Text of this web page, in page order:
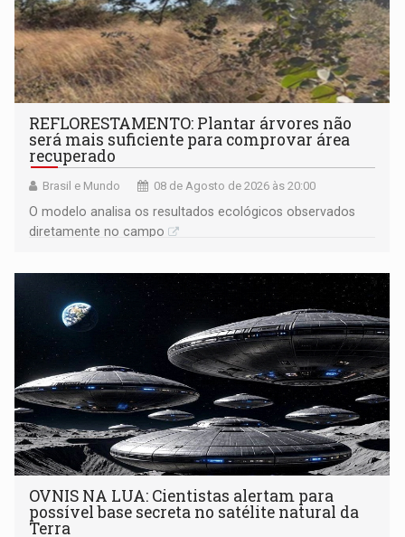
REFLORESTAMENTO: Plantar árvores não
será mais suficiente para comprovar área
recuperado
Brasil e Mundo 08 de Agosto de 2026 às 20:00
O modelo analisa os resultados ecológicos observados
diretamente no campo
OVNIS NA LUA: Cientistas alertam para
possível base secreta no satélite natural da
Terra